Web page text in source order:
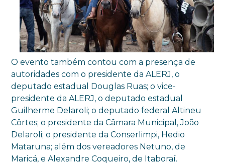
O evento também contou com a presença de
autoridades com o presidente da ALERJ, o
deputado estadual Douglas Ruas; o vice-
presidente da ALERJ, o deputado estadual
Guilherme Delaroli; o deputado federal Altineu
Côrtes; o presidente da Câmara Municipal, João
Delaroli; o presidente da Conserlimpi, Hedio
Mataruna; além dos vereadores Netuno, de
Maricá, e Alexandre Coqueiro, de Itaboraí.